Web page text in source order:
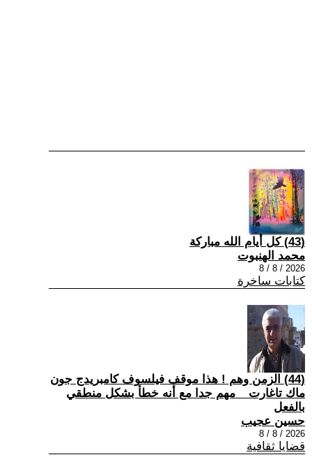
(43) كل أيام الله مباركة
محمد الهنبوت
2026 / 8 / 8
كتابات ساخرة
(44) الزمن وهم ! هذا موقف فيلسوف كامبريدج جون
ماك تاغارت _ مهم جدا مع أنه خطأ بشكل منطقي
بالفعل
حسين عجيب
2026 / 8 / 8
قضايا ثقافية